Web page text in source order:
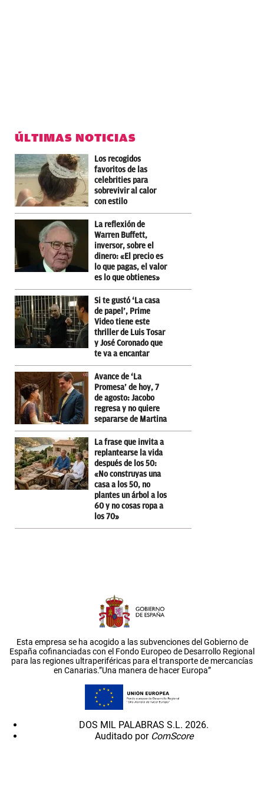
ÚLTIMAS NOTICIAS
Los recogidos
favoritos de las
celebrities para
sobrevivir al calor
con estilo
La reflexión de
Warren Buffett,
inversor, sobre el
dinero: «El precio es
lo que pagas, el valor
es lo que obtienes»
Si te gustó ‘La casa
de papel’, Prime
Video tiene este
thriller de Luis Tosar
y José Coronado que
te va a encantar
Avance de ‘La
Promesa’ de hoy, 7
de agosto: Jacobo
regresa y no quiere
separarse de Martina
La frase que invita a
replantearse la vida
después de los 50:
«No construyas una
casa a los 50, no
plantes un árbol a los
60 y no cosas ropa a
los 70»
Esta empresa se ha acogido a las subvenciones del Gobierno de
España cofinanciadas con el Fondo Europeo de Desarrollo Regional
para las regiones ultraperiféricas para el transporte de mercancías
en Canarias.”Una manera de hacer Europa”
DOS MIL PALABRAS S.L. 2026.
Auditado por ComScore